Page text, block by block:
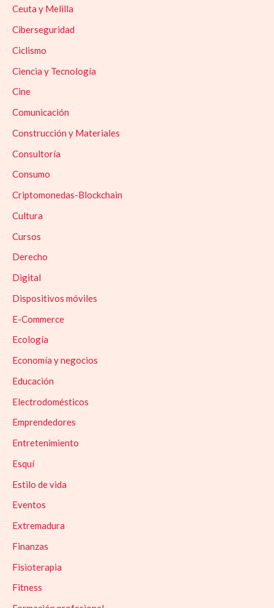
Ceuta y Melilla
Ciberseguridad
Ciclismo
Ciencia y Tecnología
Cine
Comunicación
Construcción y Materiales
Consultoría
Consumo
Criptomonedas-Blockchain
Cultura
Cursos
Derecho
Digital
Dispositivos móviles
E-Commerce
Ecología
Economía y negocios
Educación
Electrodomésticos
Emprendedores
Entretenimiento
Esquí
Estilo de vida
Eventos
Extremadura
Finanzas
Fisioterapia
Fitness